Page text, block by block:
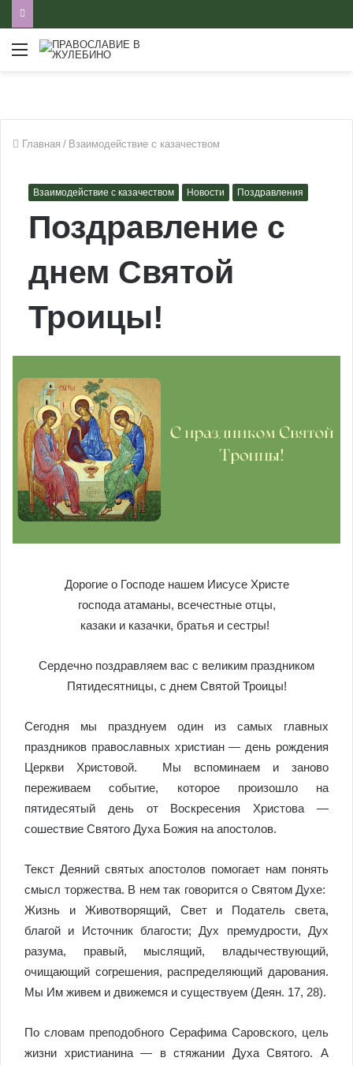
Меню
Главная / Взаимодействие с казачеством
Взаимодействие с казачеством Новости Поздравления
Поздравление с
днем Святой
Троицы!
Дорогие о Господе нашем Иисусе Христе
господа атаманы, всечестные отцы,
казаки и казачки, братья и сестры!
Сердечно поздравляем вас с великим праздником
Пятидесятницы, с днем Святой Троицы!
Сегодня мы празднуем один из самых главных
праздников православных христиан — день рождения
Церкви Христовой. Мы вспоминаем и заново
переживаем событие, которое произошло на
пятидесятый день от Воскресения Христова —
сошествие Святого Духа Божия на апостолов.
Текст Деяний святых апостолов помогает нам понять
смысл торжества. В нем так говорится о Святом Духе:
Жизнь и Животворящий, Свет и Податель света,
благой и Источник благости; Дух премудрости, Дух
разума, правый, мыслящий, владычествующий,
очищающий согрешения, распределяющий дарования.
Мы Им живем и движемся и существуем (Деян. 17, 28).
По словам преподобного Серафима Саровского, цель
жизни христианина — в стяжании Духа Святого. А